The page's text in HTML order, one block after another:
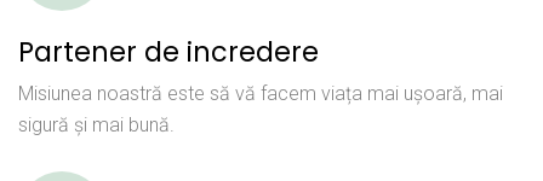
Partener de incredere
Misiunea noastră este să vă facem viața mai ușoară, mai
sigură și mai bună.